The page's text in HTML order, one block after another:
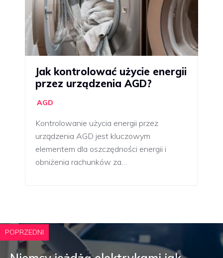
Jak kontrolować użycie energii
przez urządzenia AGD?
AGD
Kontrolowanie użycia energii przez
urządzenia AGD jest kluczowym
elementem dla oszczędności energii i
obniżenia rachunków za…
POPRZEDNI